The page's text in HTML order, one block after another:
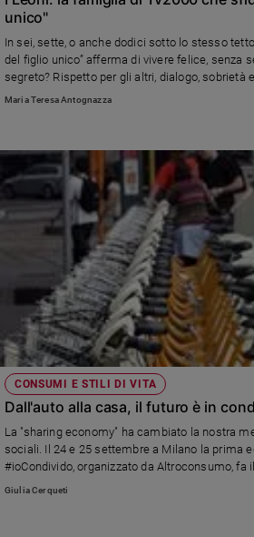
unico"
In sei, sette, o anche dodici sotto lo stesso
del figlio unico” afferma di vivere felice, senza
segreto? Rispetto per gli altri, dialogo, sobrietà
Maria Teresa Antognazza
CONSUMI E STILI DI VITA
Dall'auto alla casa, il futuro è in
La "sharing economy" ha cambiato la nostra
sociali. Il 24 e 25 settembre a Milano la prima
#ioCondivido, organizzato da Altroconsumo, fa
dell'economia collaborativa.
Giulia Cerqueti